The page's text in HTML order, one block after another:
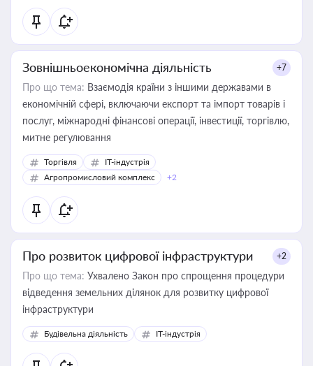
Зовнішньоекономічна діяльність +7
Про що тема: Взаємодія країни з іншими державами в
економічній сфері, включаючи експорт та імпорт товарів і
послуг, міжнародні фінансові операції, інвестиції, торгівлю,
митне регулювання
Торгівля
IT-індустрія
Агропромисловий комплекс
+2
Про розвиток цифрової інфраструктури +2
Про що тема: Ухвалено Закон про спрощення процедури
відведення земельних ділянок для розвитку цифрової
інфраструктури
Будівельна діяльність IT-індустрія